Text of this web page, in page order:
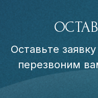
Оставьте
перезвоним